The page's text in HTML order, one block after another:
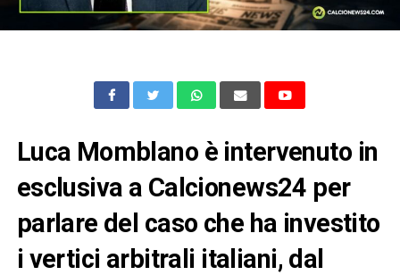
Luca Momblano è intervenuto in
esclusiva a Calcionews24 per
parlare del caso che ha investito
i vertici arbitrali italiani, dal